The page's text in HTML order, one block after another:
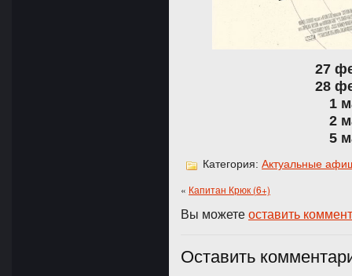
27
28
1
2
5
Категория: Актуальные
« Капитан Крюк (6+)
Вы можетеоставить
Оставить